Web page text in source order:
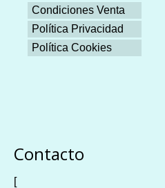
Condiciones Venta
Política Privacidad
Política Cookies
Contacto
[